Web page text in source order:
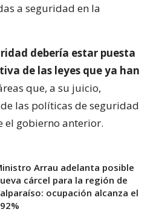
a seguridad en la
debería estar puesta
de las leyes que ya han
que, a su juicio,
las políticas de seguridad
gobierno anterior.
Arrau adelanta posible
cárcel para la región de
ocupación alcanza el